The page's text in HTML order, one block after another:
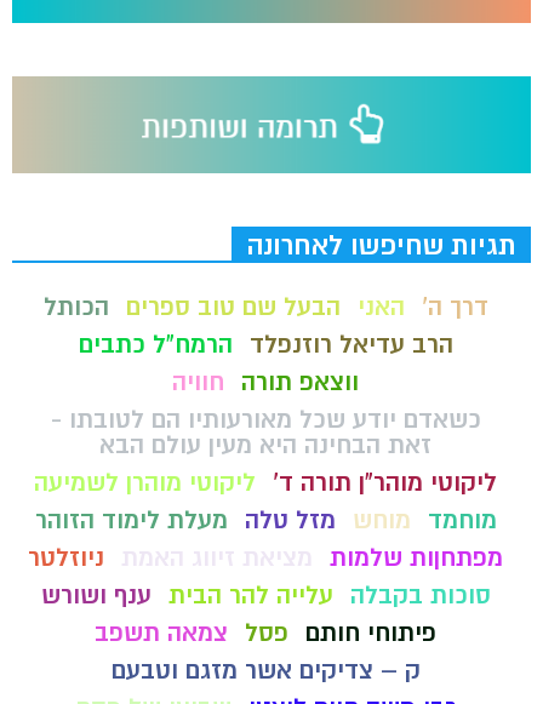
תגיות שחיפשו לאחרונה
דרך ה' האני הבעל שם טוב ספרים
הכותל
הרב עדיאל רוזנפלד
הרמח"ל כתבים
ווצאפ תורה
חוויה
כשאדם יודע שכל מאורעותיו הם לטובתו -
זאת הבחינה היא מעין עולם הבא
ליקוטי מוהר"ן תורה ד'
ליקוטי מוהרן לשמיעה
מוחמד
מוחש מזל טלה
מעלת לימוד הזוהר
מפתחןות שלמות
מציאת זיווג האמת
ניוזלטר
סוכות בקבלה
עלייה להר הבית ענף ושורש
פיתוחי חותם
פסל
צמאה תשפב
ק – צדיקים אשר מזגם וטבעם